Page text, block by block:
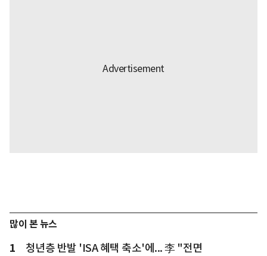
많이 본 뉴스
1
청년층 반발 'ISA 혜택 축소'에... 李 "전면